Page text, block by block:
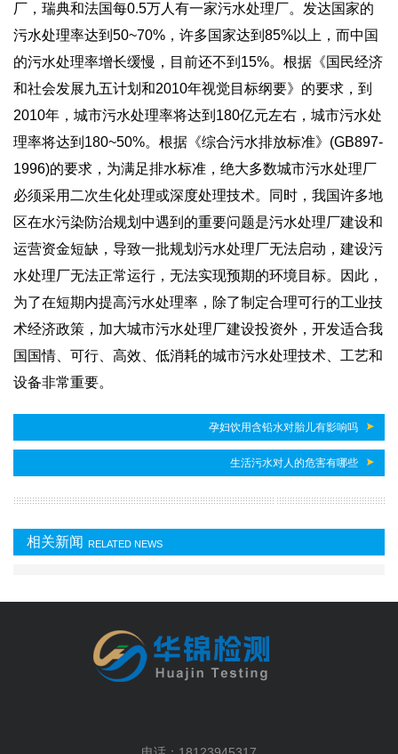
厂，瑞典和法国每0.5万人有一家污水处理厂。发达国家的
污水处理率达到50~70%，许多国家达到85%以上，而中国
的污水处理率增长缓慢，目前还不到15%。根据《国民经济
和社会发展九五计划和2010年视觉目标纲要》的要求，到
2010年，城市污水处理率将达到180亿元左右，城市污水处
理率将达到180~50%。根据《综合污水排放标准》(GB897-
1996)的要求，为满足排水标准，绝大多数城市污水处理厂
必须采用二次生化处理或深度处理技术。同时，我国许多地
区在水污染防治规划中遇到的重要问题是污水处理厂建设和
运营资金短缺，导致一批规划污水处理厂无法启动，建设污
水处理厂无法正常运行，无法实现预期的环境目标。因此，
为了在短期内提高污水处理率，除了制定合理可行的工业技
术经济政策，加大城市污水处理厂建设投资外，开发适合我
国国情、可行、高效、低消耗的城市污水处理技术、工艺和
设备非常重要。
孕妇饮用含铅水对胎儿有影响吗
生活污水对人的危害有哪些
相关新闻 RELATED NEWS